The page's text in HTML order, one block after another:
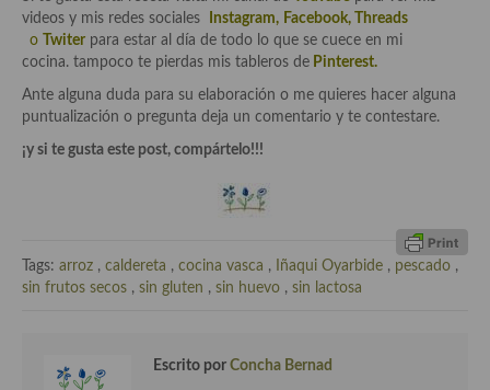
Cocina Tailandesa
Cocina Japonesa
Cocina Vietnamita
Cocina camboyana
Cocina China
Cocina filipina
videos y mis redes sociales
Instagram, Facebook,
Threads
o
Twiter para estar al día de todo lo que se cuece en mi
cocina. tampoco te pierdas mis tableros de Pinterest.
Ante alguna duda para su elaboración o me quieres hacer alguna
puntualización o pregunta deja un comentario y te contestare.
¡y si te gusta este post, compártelo!!!
Tags: arroz , caldereta , cocina vasca , Iñaqui Oyarbide , pescado ,
sin frutos secos , sin gluten , sin huevo , sin lactosa
Escrito por Concha Bernad